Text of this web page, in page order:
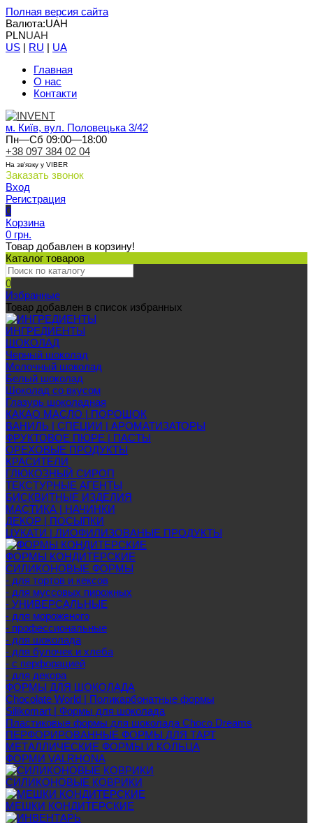
Полная версия сайта
Валюта:UAH
PLNUAH
US | RU | UA
Главная
О нас
Контакти
м. Київ, вул. Половецька 3/42
Пн—Сб 09:00—18:00
+38 097 384 02 04
На зв'язку у VIBER
Заказать звонок
Вход
Регистрация
0
Корзина
0 грн.
Товар добавлен в корзину!
Каталог товаров
0
Избранные
Товар добавлен в список избранных
ИНГРЕДИЕНТЫ
ШОКОЛАД
Черный шоколад
Молочный шоколад
Белый шоколад
Шоколад со вкусом
Глазурь шоколадная
КАКАО МАСЛО | ПОРОШОК
ВАНИЛЬ | СПЕЦИИ | АРОМАТИЗАТОРЫ
ФРУКТОВОЕ ПЮРЕ | ПАСТЫ
ОРЕХОВЫЕ ПРОДУКТЫ
КРАСИТЕЛИ
ГЛЮКОЗНЫЙ СИРОП
ТЕКСТУРНЫЕ АГЕНТЫ
БИСКВИТНЫЕ ИЗДЕЛИЯ
МАСТИКА | НАЧИНКИ
ДЕКОР | ПОСЫПКИ
ЦУКАТИ | ЛИОФИЛИЗОВАНЫЕ ПРОДУКТЫ
ФОРМЫ КОНДИТЕРСКИЕ
СИЛИКОНОВЫЕ ФОРМЫ
- для тортов и кексов
- для муссовых пирожных
- УНИВЕРСАЛЬНЫЕ
- для мороженого
- профессиональные
- для шоколада
- для булочек и хлеба
- с перфорацией
- для декора
ФОРМЫ ДЛЯ ШОКОЛАДА
Chocolate World | Поликарбонатные формы
Silikomart | Формы для шоколада
Пластиковые формы для шоколада Choco Dreams
ПЕРФОРИРОВАННЫЕ ФОРМЫ ДЛЯ ТАРТ
МЕТАЛЛИЧЕСКИЕ ФОРМЫ И КОЛЬЦА
ФОРМИ VALRHONA
СИЛИКОНОВЫЕ КОВРИКИ
МЕШКИ КОНДИТЕРСКИЕ